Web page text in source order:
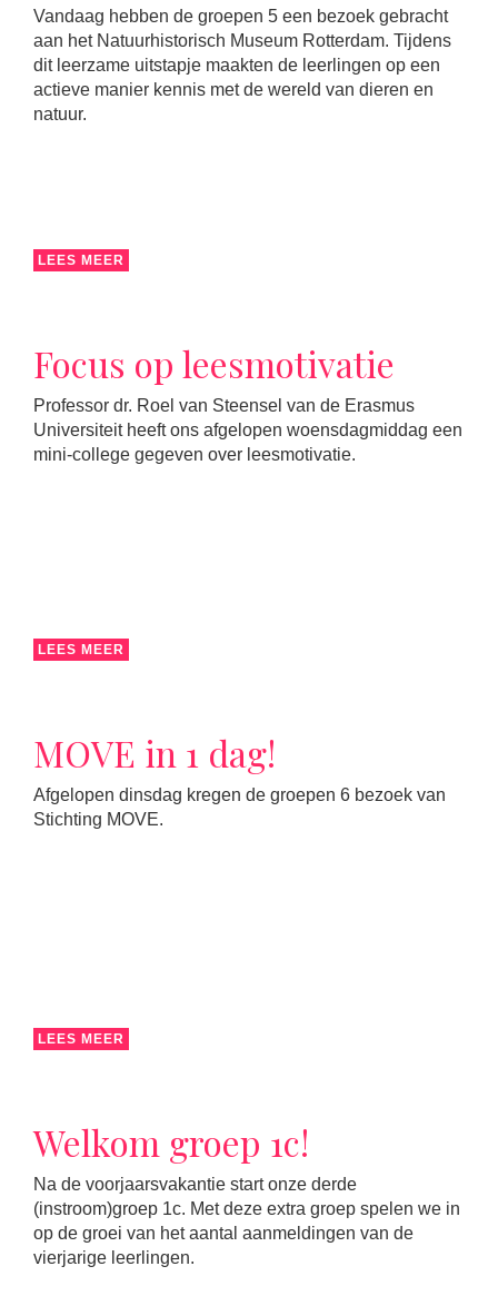
Vandaag hebben de groepen 5 een bezoek gebracht
aan het Natuurhistorisch Museum Rotterdam. Tijdens
dit leerzame uitstapje maakten de leerlingen op een
actieve manier kennis met de wereld van dieren en
natuur.
LEES MEER
Focus op leesmotivatie
Professor dr. Roel van Steensel van de Erasmus
Universiteit heeft ons afgelopen woensdagmiddag een
mini-college gegeven over leesmotivatie.
LEES MEER
MOVE in 1 dag!
Afgelopen dinsdag kregen de groepen 6 bezoek van
Stichting MOVE.
LEES MEER
Welkom groep 1c!
Na de voorjaarsvakantie start onze derde
(instroom)groep 1c. Met deze extra groep spelen we in
op de groei van het aantal aanmeldingen van de
vierjarige leerlingen.